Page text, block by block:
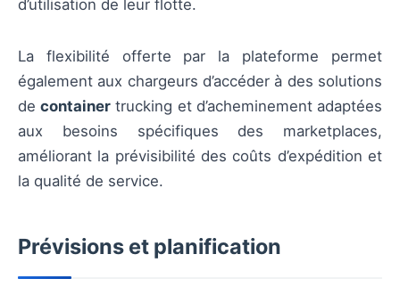
d’utilisation de leur flotte.
La flexibilité offerte par la plateforme permet
également aux chargeurs d’accéder à des solutions
decontainer trucking et d’acheminement adaptées
aux besoins spécifiques des marketplaces,
améliorant la prévisibilité des coûts d’expédition et
la qualité de service.
Prévisions et planification